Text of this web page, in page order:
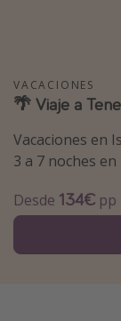
México
Tailandia
Maldivas
Albania
Inspiración para
Camping
VACACIONES
🌴 Viaje a
Vacaciones en
3 a 7 noches
Desde 134€ pp